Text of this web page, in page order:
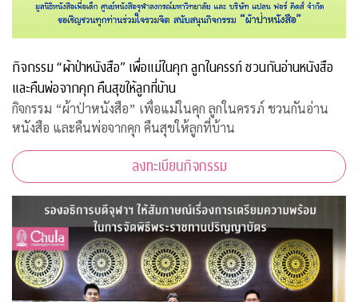
กิจกรรม “ผ้าป่าหนังสือ” เพื่อแม่ในคุก ลูกในครรภ์ ชวนกันอ่านหนังสือ
และคืนพ่อจากคุก คืนสุขให้ลูกที่บ้าน
กิจกรรม “ผ้าป่าหนังสือ” เพื่อแม่ในคุก ลูกในครรภ์ ชวนกันอ่าน
หนังสือ และคืนพ่อจากคุก คืนสุขให้ลูกที่บ้าน
ลงทะเบียนกิจกรรม